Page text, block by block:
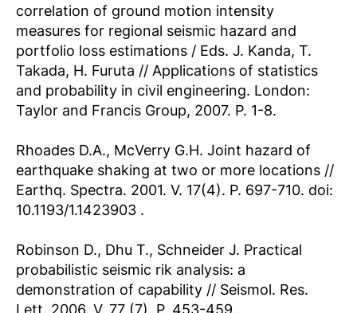
correlation of ground motion intensity
measures for regional seismic hazard and
portfolio loss estimations / Eds. J. Kanda, T.
Takada, H. Furuta // Applications of statistics
and probability in civil engineering. London:
Taylor and Francis Group, 2007. P. 1-8.
Rhoades D.A., McVerry G.H. Joint hazard of
earthquake shaking at two or more locations //
Earthq. Spectra. 2001. V. 17(4). P. 697-710. doi:
10.1193/1.1423903 .
Robinson D., Dhu T., Schneider J. Practical
probabilistic seismic rik analysis: a
demonstration of capability // Seismol. Res.
Lett. 2006. V. 77 (7). P. 453-459.